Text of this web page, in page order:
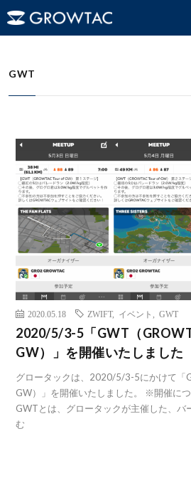
HOME GWT
GWT
2020.05.18 ZWIFT, イベント GWT
2020/5/3-5「GWT（
GW）」を開催いたしました
グロータックは、2020/5/3-5にかけて「
GW）」を開催いたしました。 ※開催に
GWTとは、グロータックが主催した、
む